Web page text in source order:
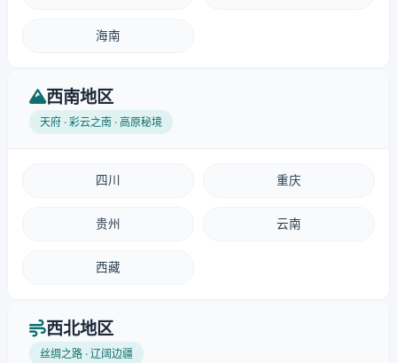
海南
西南地区
天府 · 彩云之南 · 高原秘境
四川 重庆
贵州 云南
西藏
西北地区
丝绸之路 · 辽阔边疆